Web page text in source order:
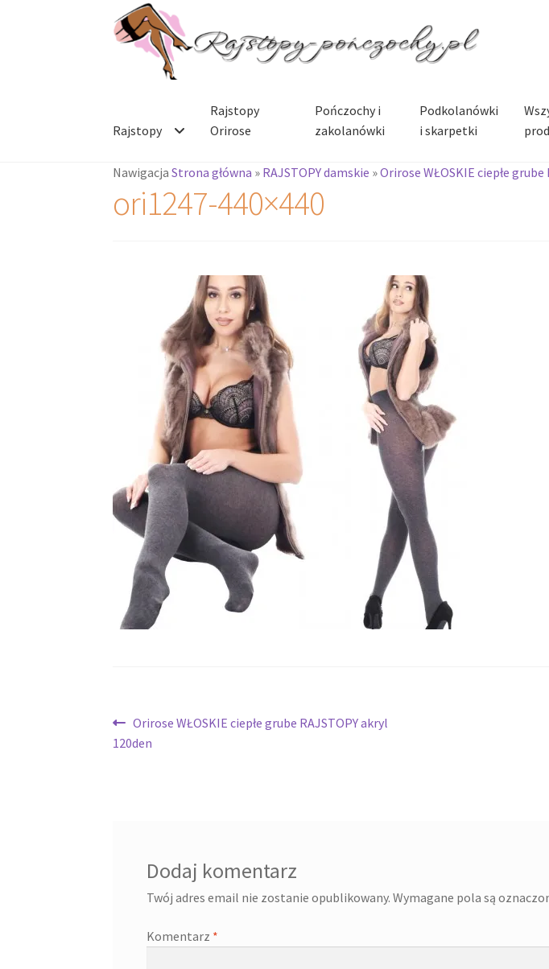
Przejdź
do
nawigacji
Przejdź
do
treści
Rajstopy
Rajstopy
Orirose
Pończochy i
zakolanówki
Podkolanówki
i skarpetki
NawigacjaStrona główna » RAJSTOPY damskie »Orirose WŁOSKIE ciepłe grube
ori1247-440×440
Nawigacja
wpisu
Poprzedni
wpis:
Orirose WŁOSKIE ciepłe grube RAJSTOPY akryl
120den
Dodaj komentarz
Twój adres email nie zostanie opublikowany. Wymagane pola są
Komentarz *